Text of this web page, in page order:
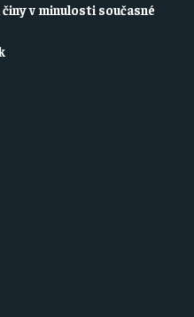
v minulosti současné